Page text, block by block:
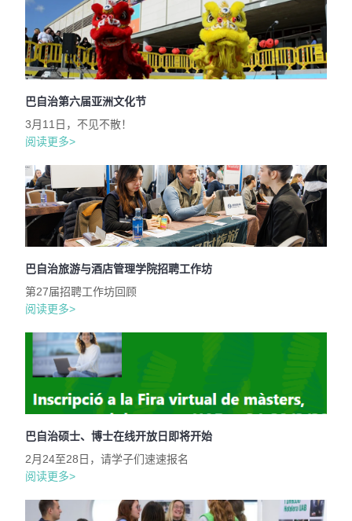
巴自治第六届亚洲文化节
3月11日，不见不散！
阅读更多>
巴自治旅游与酒店管理学院招聘工作坊
第27届招聘工作坊回顾
阅读更多>
巴自治硕士、博士在线开放日即将开始
2月24至28日，请学子们速速报名
阅读更多>